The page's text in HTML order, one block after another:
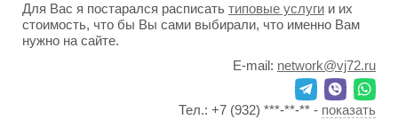
Для Вас я постарался расписать типовые услуги и их
стоимость, что бы Вы сами выбирали, что именно Вам
нужно на сайте.
E-mail: network@vj72.ru
Тел.: +7 (932) ***-**-** - показать